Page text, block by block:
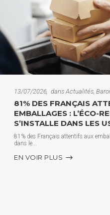
13/07/2026 dansActualités,
81% DES FRANÇAIS
EMBALLAGES : L’ÉCO-
S’INSTALLE DANS LES
81% des Français attentifs aux
dans le
EN VOIR PLUS